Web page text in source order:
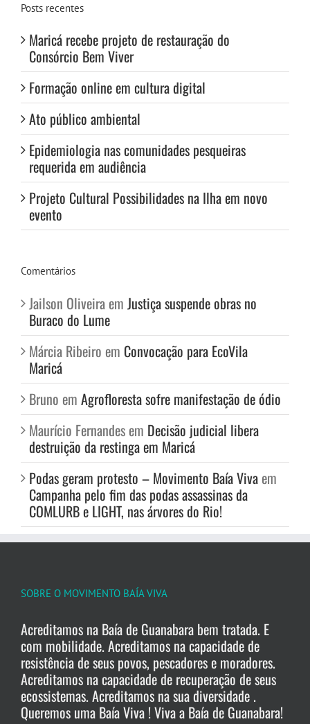
Posts recentes
Maricá recebe projeto de restauração do
Consórcio Bem Viver
Formação online em cultura digital
Ato público ambiental
Epidemiologia nas comunidades pesqueiras
requerida em audiência
Projeto Cultural Possibilidades na Ilha em novo
evento
Comentários
Jailson Oliveira em Justiça suspende obras no
Buraco do Lume
Márcia Ribeiro em Convocação para EcoVila
Maricá
Bruno em Agrofloresta sofre manifestação de ódio
Maurício Fernandes em Decisão judicial libera
destruição da restinga em Maricá
Podas geram protesto – Movimento Baía Viva em
Campanha pelo fim das podas assassinas da
COMLURB e LIGHT, nas árvores do Rio!
SOBRE O MOVIMENTO BAÍA VIVA
Acreditamos na Baía de Guanabara bem tratada. E
com mobilidade. Acreditamos na capacidade de
resistência de seus povos, pescadores e moradores.
Acreditamos na capacidade de recuperação de seus
ecossistemas. Acreditamos na sua diversidade .
Queremos uma Baía Viva ! Viva a Baía de Guanabara!